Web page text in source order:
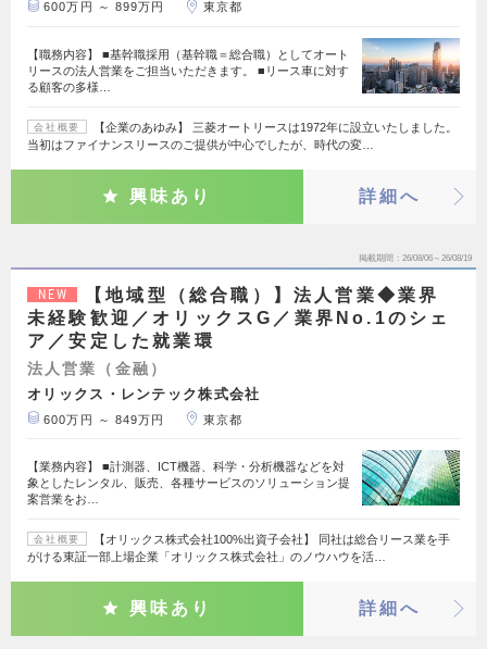
600万円 ～ 899万円 東京都
【職務内容】 ■基幹職採用（基幹職＝総合職）としてオート
リースの法人営業をご担当いただきます。 ■リース車に対す
る顧客の多様…
会社概要
【企業のあゆみ】 三菱オートリースは1972年に設立いたしました。
当初はファイナンスリースのご提供が中心でしたが、時代の変…
興味あり 詳細へ
掲載期間 26/08/06～26/08/19
NEW
【地域型（総合職）】法人営業◆業界
未経験歓迎／オリックスG／業界No.1のシェ
ア／安定した就業環
法人営業（金融）
オリックス・レンテック株式会社
600万円 ～ 849万円 東京都
【業務内容】 ■計測器、ICT機器、科学・分析機器などを対
象としたレンタル、販売、各種サービスのソリューション提
案営業をお…
会社概要
【オリックス株式会社100%出資子会社】 同社は総合リース業を手
がける東証一部上場企業「オリックス株式会社」のノウハウを活…
興味あり 詳細へ